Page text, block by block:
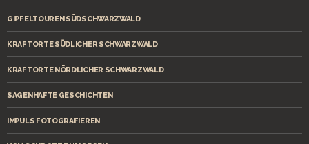
GIPFELTOUREN SÜDSCHWARZWALD
KRAFTORTE SÜDLICHER SCHWARZWALD
KRAFTORTE NÖRDLICHER SCHWARZWALD
SAGENHAFTE GESCHICHTEN
IMPULS FOTOGRAFIEREN